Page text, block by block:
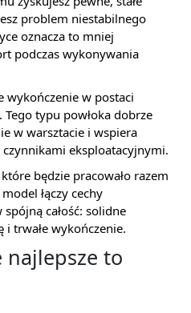
problem niestabilnego
oznacza to mniej
podczas wykonywania
wykończenie w postaci
. Tego typu powłoka dobrze
w warsztacie i wspiera
eksploatacyjnymi.
będzie pracowało razem
łączy cechy
całość: solidne
i trwałe wykończenie.
najlepsze to